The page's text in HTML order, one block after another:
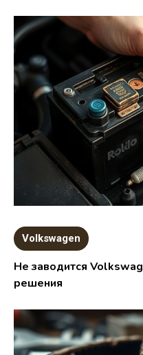
Volkswagen
Не заводится
решения